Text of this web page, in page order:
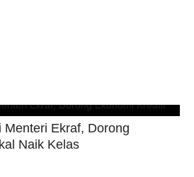
Menteri Ekraf, Dorong
Naik Kelas